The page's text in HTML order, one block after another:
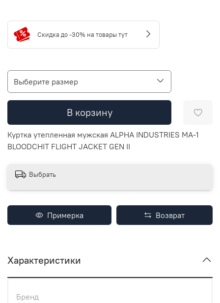
Скидка до -30% на товары тут
Выберите размер
В корзину
Куртка утепленная мужская ALPHA INDUSTRIES MA-1
BLOODCHIT FLIGHT JACKET GEN II
Выбрать
Примерка Возврат
Характеристики
Бренд